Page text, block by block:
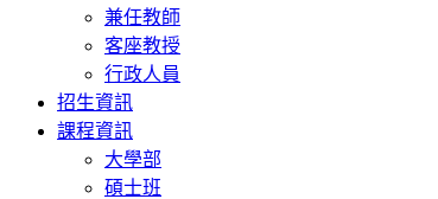
兼任教師
客座教授
行政人員
招生資訊
課程資訊
大學部
碩士班